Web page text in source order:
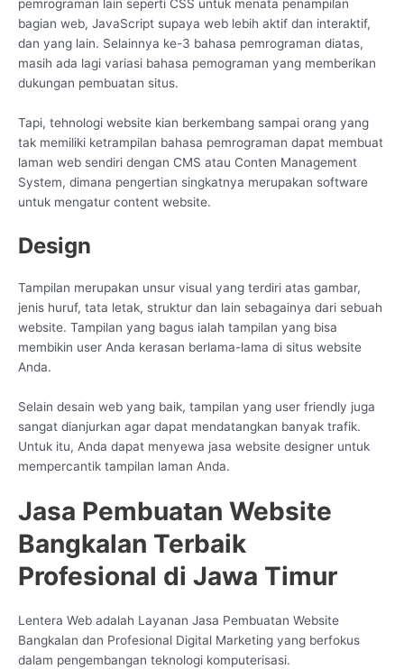
pemrograman lain seperti CSS untuk menata penampilan
bagian web, JavaScript supaya web lebih aktif dan interaktif,
dan yang lain. Selainnya ke-3 bahasa pemrograman diatas,
masih ada lagi variasi bahasa pemograman yang memberikan
dukungan pembuatan situs.
Tapi, tehnologi website kian berkembang sampai orang yang
tak memiliki ketrampilan bahasa pemrograman dapat membuat
laman web sendiri dengan CMS atau Conten Management
System, dimana pengertian singkatnya merupakan software
untuk mengatur content website.
Design
Tampilan merupakan unsur visual yang terdiri atas gambar,
jenis huruf, tata letak, struktur dan lain sebagainya dari sebuah
website. Tampilan yang bagus ialah tampilan yang bisa
membikin user Anda kerasan berlama-lama di situs website
Anda.
Selain desain web yang baik, tampilan yang user friendly juga
sangat dianjurkan agar dapat mendatangkan banyak trafik.
Untuk itu, Anda dapat menyewa jasa website designer untuk
mempercantik tampilan laman Anda.
Jasa Pembuatan Website
Bangkalan Terbaik
Profesional di Jawa Timur
Lentera Web adalah Layanan Jasa Pembuatan Website
Bangkalan dan Profesional Digital Marketing yang berfokus
dalam pengembangan teknologi komputerisasi.